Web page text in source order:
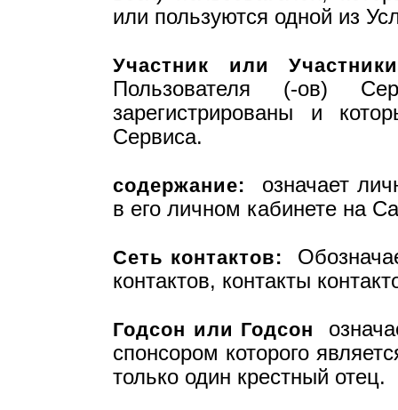
или пользуются одной из
Участник или
Пользователя (-ов)
зарегистрированы и
Сервиса.
содержание: означает
в его личном кабинете на
Сеть контактов:
контактов, контакты
Годсон или Годсон
спонсором которого
только один крестный отец.